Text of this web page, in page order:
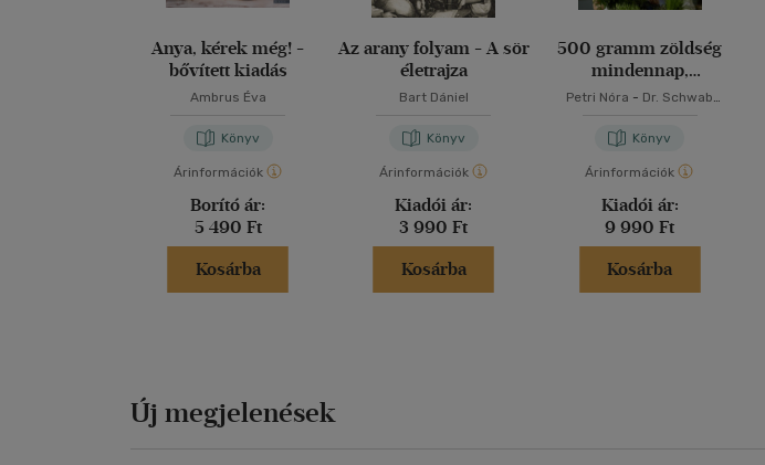
Anya, kérek még! -
bővített kiadás
Ambrus Éva
Könyv
Árinformációk
Borító ár:
5 490 Ft
Kosárba
Az arany folyam - A sör
életrajza
Bart Dániel
Könyv
Árinformációk
Kiadói ár:
3 990 Ft
Kosárba
500 gramm zöldség
mindennap,
változatosan
Petri Nóra - Dr. Schwab
Könyv
Árinformációk
Kiadói ár:
9 990 Ft
Kosárba
Új megjelenések